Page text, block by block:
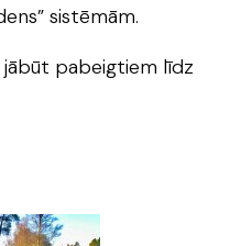
sistēmām.
pabeigtiem līdz